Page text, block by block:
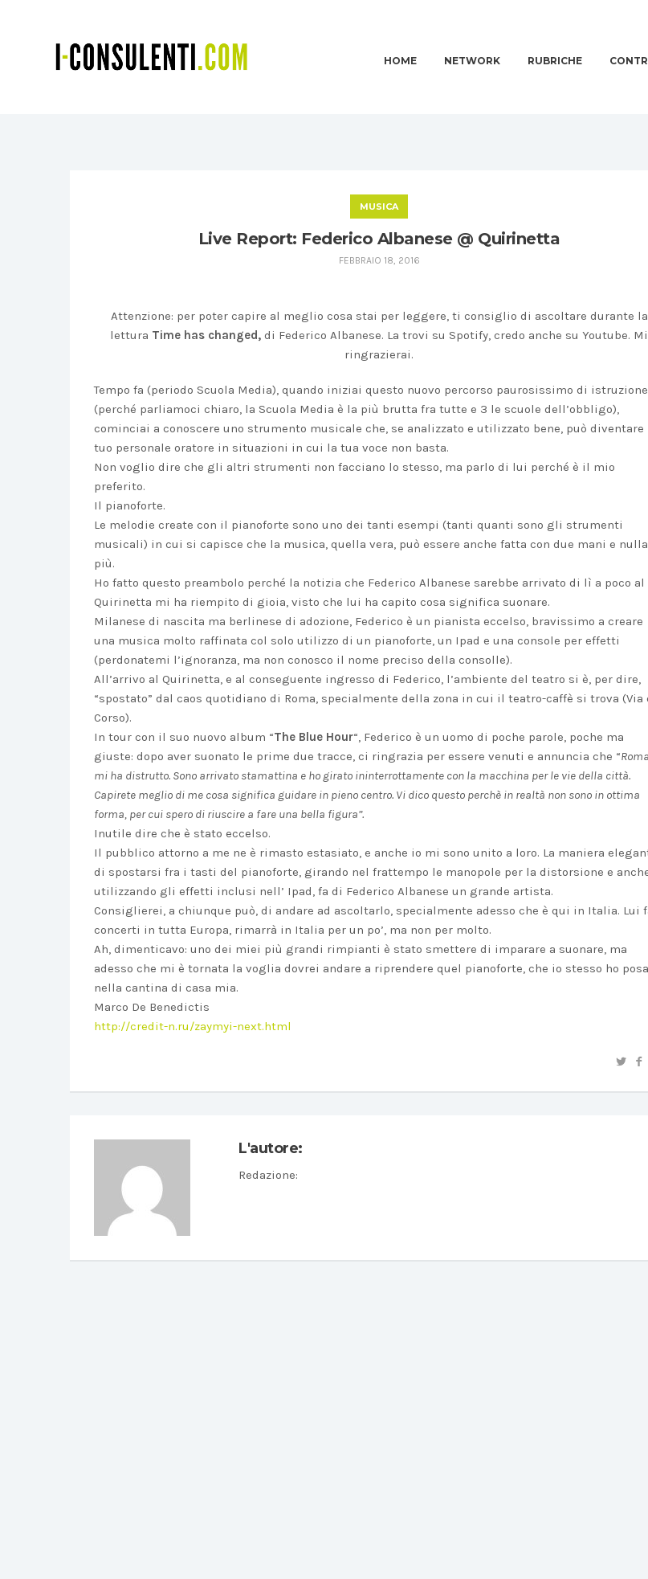
HOME NETWORK RUBRICHE
MUSICA
Live Report: Federico Albanese @ Quirinetta
FEBBRAIO 18, 2016
Attenzione: per poter capire al meglio cosa stai per leggere, ti consiglio di ascoltare durante la
lettura Time has changed, di Federico Albanese. La trovi su Spotify, credo anche su Youtube. Mi
ringrazierai.
Tempo fa (periodo Scuola Media), quando iniziai questo nuovo percorso paurosissimo di istruzione
(perché parliamoci chiaro, la Scuola Media è la più brutta fra tutte e 3 le scuole dell’obbligo),
cominciai a conoscere uno strumento musicale che, se analizzato e utilizzato bene, può diventare
tuo personale oratore in situazioni in cui la tua voce non basta.
Non voglio dire che gli altri strumenti non facciano lo stesso, ma parlo di lui perché è il mio
preferito.
Il pianoforte.
Le melodie create con il pianoforte sono uno dei tanti esempi (tanti quanti sono gli strumenti
musicali) in cui si capisce che la musica, quella vera, può essere anche fatta con due mani e nulla
più.
Ho fatto questo preambolo perché la notizia che Federico Albanese sarebbe arrivato di lì a poco al
Quirinetta mi ha riempito di gioia, visto che lui ha capito cosa significa suonare.
Milanese di nascita ma berlinese di adozione, Federico è un pianista eccelso, bravissimo a creare
una musica molto raffinata col solo utilizzo di un pianoforte, un Ipad e una console per effetti
(perdonatemi l’ignoranza, ma non conosco il nome preciso della consolle).
All’arrivo al Quirinetta, e al conseguente ingresso di Federico, l’ambiente del teatro si è, per dire,
“spostato” dal caos quotidiano di Roma, specialmente della zona in cui il teatro-caffè si trova (Via
Corso).
In tour con il suo nuovo album “The Blue Hour“, Federico è un uomo di poche parole, poche ma
giuste: dopo aver suonato le prime due tracce, ci ringrazia per essere venuti e annuncia che “Roma
mi ha distrutto. Sono arrivato stamattina e ho girato ininterrottamente con la macchina per le vie della città.
Capirete meglio di me cosa significa guidare in pieno centro. Vi dico questo perchè in realtà non sono in ottima
forma, per cui spero di riuscire a fare una bella figura”.
Inutile dire che è stato eccelso.
Il pubblico attorno a me ne è rimasto estasiato, e anche io mi sono unito a loro. La maniera
di spostarsi fra i tasti del pianoforte, girando nel frattempo le manopole per la distorsione e
utilizzando gli effetti inclusi nell’ Ipad, fa di Federico Albanese un grande artista.
Consiglierei, a chiunque può, di andare ad ascoltarlo, specialmente adesso che è qui in Italia. Lui
concerti in tutta Europa, rimarrà in Italia per un po’, ma non per molto.
Ah, dimenticavo: uno dei miei più grandi rimpianti è stato smettere di imparare a suonare, ma
adesso che mi è tornata la voglia dovrei andare a riprendere quel pianoforte, che io stesso ho
nella cantina di casa mia.
Marco De Benedictis
http://credit-n.ru/zaymyi-next.html
L'autore:
Redazione: